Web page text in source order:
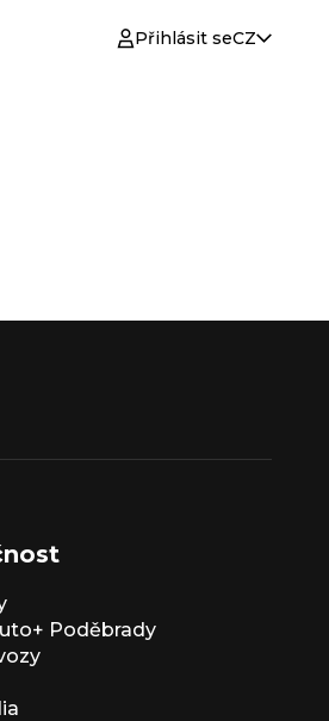
Přihlásit seCZ
Poděbrady